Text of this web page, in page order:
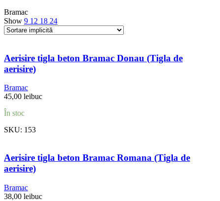
Bramac
Show 9 12 18 24
Aerisire tigla beton Bramac Donau (Tigla de
aerisire)
Bramac
45,00 leibuc
În stoc
SKU: 153
Aerisire tigla beton Bramac Romana (Tigla de
aerisire)
Bramac
38,00 leibuc